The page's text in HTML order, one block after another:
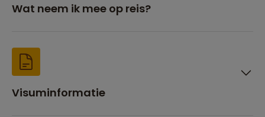
Wat neem ik mee op reis?
Visuminformatie